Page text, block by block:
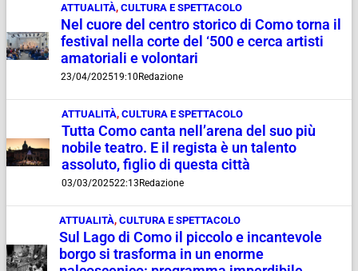
ATTUALITÀ,CULTURA E SPETTACOLO
Nel cuore del centro storico di Como torna il
festival nella corte del ‘500 e cerca artisti
amatoriali e volontari
23/04/202519:10Redazione
ATTUALITÀ, CULTURA E SPETTACOLO
Tutta Como canta nell’arena del suo più
nobile teatro. E il regista è un talento
assoluto, figlio di questa città
03/03/202522:13Redazione
ATTUALITÀ,CULTURA E SPETTACOLO
Sul Lago di Como il piccolo e incantevole
borgo si trasforma in un enorme